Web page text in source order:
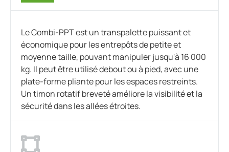
Le Combi-PPT est un transpalette puissant et
économique pour les entrepôts de petite et
moyenne taille, pouvant manipuler jusqu'à 16 000
kg. Il peut être utilisé debout ou à pied, avec une
plate-forme pliante pour les espaces restreints.
Un timon rotatif breveté améliore la visibilité et la
sécurité dans les allées étroites.